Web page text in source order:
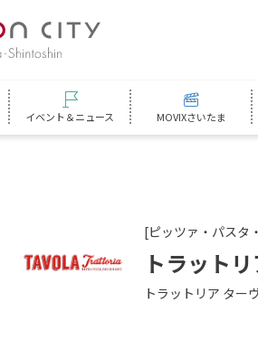
イベント＆ニュース MOVIXさいたま
[ピッツァ・パスタ
トラット
トラットリア ター